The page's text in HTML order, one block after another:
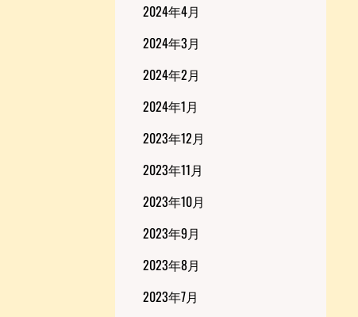
2024年4月
2024年3月
2024年2月
2024年1月
2023年12月
2023年11月
2023年10月
2023年9月
2023年8月
2023年7月